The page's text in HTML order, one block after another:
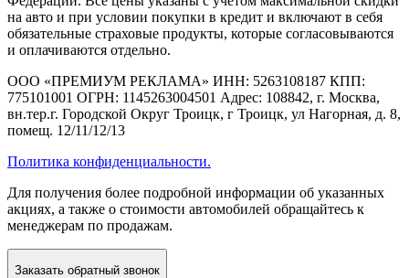
на авто и при условии покупки в кредит и включают в себя
обязательные страховые продукты, которые согласовываются
и оплачиваются отдельно.
ООО «ПРЕМИУМ РЕКЛАМА» ИНН: 5263108187 КПП:
775101001 ОГРН: 1145263004501 Адрес: 108842, г. Москва,
вн.тер.г. Городской Округ Троицк, г Троицк, ул Нагорная, д. 8,
помещ. 12/11/12/13
Политика конфиденциальности.
Для получения более подробной информации об указанных
акциях, а также о стоимости автомобилей обращайтесь к
менеджерам по продажам.
Заказать обратный звонок